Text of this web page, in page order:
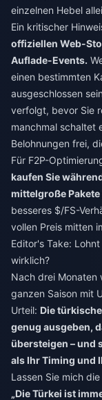
einzelnen Hebel
Ein kritischer
offiziellen Web-
Auflade-Events.
einen bestimmten
ausgeschlossen
verfolgt, bevor Sie
manchmal schaltet
Belohnungen frei,
Für F2P-
kaufen Sie
mittelgroße
besseres $/FS-
vollen Preis mitten
Editor's Take:
wirklich?
Nach drei Monaten
ganzen Saison mit
Urteil: Die
genug ausgeben,
übersteigen – und
als Ihr Timing und
Lassen Sie mich
„Die Türkei ist